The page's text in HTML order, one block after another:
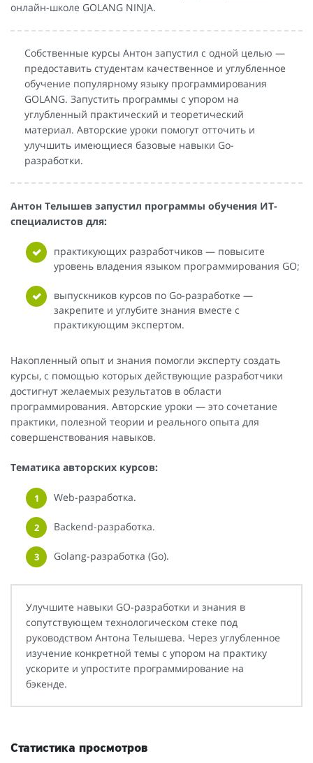
онлайн-школе GOLANG NINJA.
Собственные курсы Антон запустил с одной целью —
предоставить студентам качественное и углубленное
обучение популярному языку программирования
GOLANG. Запустить программы с упором на
углубленный практический и теоретический
материал. Авторские уроки помогут отточить и
улучшить имеющиеся базовые навыки Go-
разработки.
Антон Телышев запустил программы обучения ИТ-
специалистов для:
практикующих разработчиков — повысите
уровень владения языком программирования GO;
выпускников курсов по Go-разработке —
закрепите и углубите знания вместе с
практикующим экспертом.
Накопленный опыт и знания помогли эксперту создать
курсы, с помощью которых действующие разработчики
достигнут желаемых результатов в области
программирования. Авторские уроки — это сочетание
практики, полезной теории и реального опыта для
совершенствования навыков.
Тематика авторских курсов:
Web-разработка.
Backend-разработка.
Golang-разработка (Go).
Улучшите навыки GO-разработки и знания в
сопутствующем технологическом стеке под
руководством Антона Телышева. Через углубленное
изучение конкретной темы с упором на практику
ускорите и упростите программирование на
бэкенде.
Статистика просмотров